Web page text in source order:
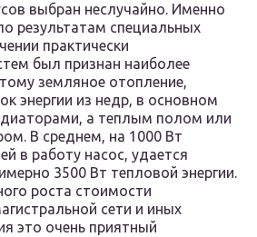
выбран неслучайно. Именно
результатам специальных
практически
был признан наиболее
земляное отопление,
энергии из недр, в основном
а теплым полом или
В среднем, на 1000 Вт
в работу насос, удается
3500 Вт тепловой энергии.
роста стоимости
сети и иных
это очень приятный